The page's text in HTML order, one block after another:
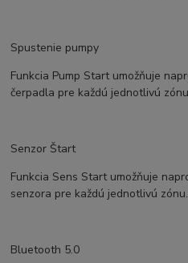
Spustenie pumpy
Funkcia Pump Start umožňuje
čerpadla pre každú jednotlivú
Senzor Štart
Funkcia Sens Start umožňuje
senzora pre každú jednotlivú zónu.
Bluetooth 5.0